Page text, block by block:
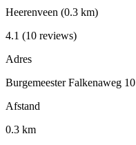
Heerenveen (0.3 km)
4.1 (10 reviews)
Adres
Burgemeester Falkenaweg 10
Afstand
0.3 km